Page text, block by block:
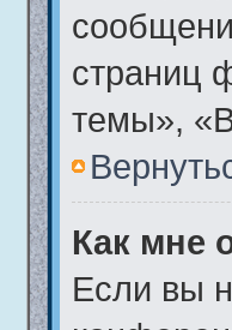
страниц
темы»,
Как мне
Если вы